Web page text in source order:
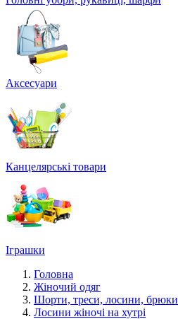
Аксесуари
Канцелярські товари
Іграшки
Головна
Жіночий одяг
Шорти, треси, лосини, брюки
Лосини жіночі на хутрі